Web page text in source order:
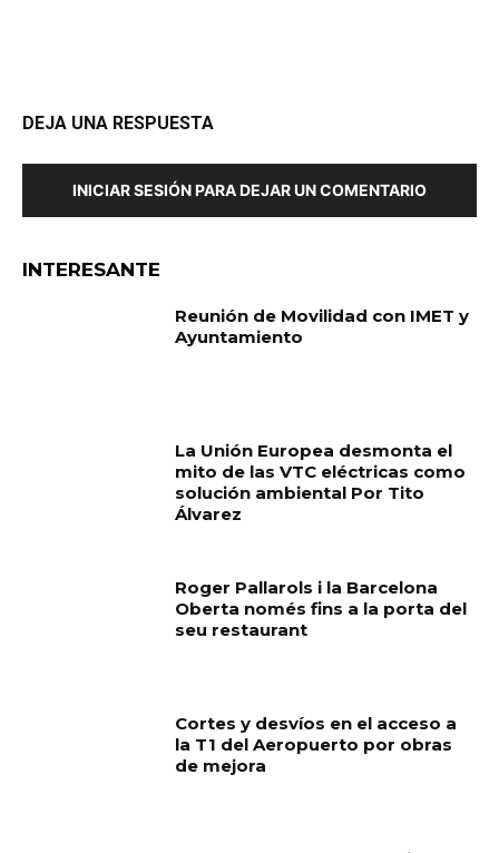
DEJA UNA RESPUESTA
INICIAR SESIÓN PARA DEJAR UN COMENTARIO
INTERESANTE
Reunión de Movilidad con IMET y
Ayuntamiento
La Unión Europea desmonta el
mito de las VTC eléctricas como
solución ambiental Por Tito
Álvarez
Roger Pallarols i la Barcelona
Oberta només fins a la porta del
seu restaurant
Cortes y desvíos en el acceso a
la T1 del Aeropuerto por obras
de mejora